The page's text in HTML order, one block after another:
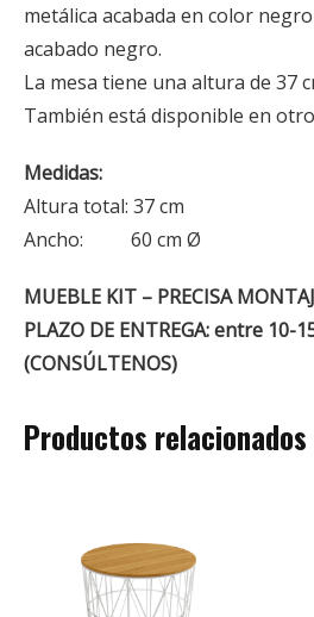
metálica acabada en color
acabado negro.
La mesa tiene una altura de 37
También está disponible en
Medidas:
Altura total: 37 cm
Ancho: 60 cm Ø
MUEBLE KIT – PRECISA
PLAZO DE ENTREGA: entre 10-
(CONSÚLTENOS)
Productos relacionados